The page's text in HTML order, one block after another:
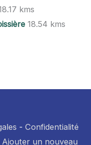
kms
18.54 kms
- Confidentialité
Ajouter un nouveau